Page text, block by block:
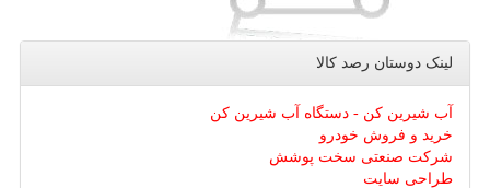
لینک دوستان رصد كالا
آب شیرین کن - دستگاه آب شیرین کن
خرید و فروش خودرو
شرکت صنعتی سخت پوشش
طراحی سایت